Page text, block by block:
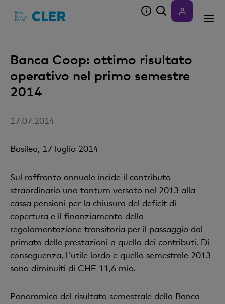
Banca Coop: ottimo risultato
operativo nel primo semestre
2014
17.07.2014
Basilea, 17 luglio 2014
Sul raffronto annuale incide il contributo
straordinario una tantum versato nel 2013 alla
cassa pensioni per la chiusura del deficit di
copertura e il finanziamento della
regolamentazione transitoria per il passaggio dal
primato delle prestazioni a quello dei contributi. Di
conseguenza, l'utile lordo e quello semestrale 2013
sono diminuiti di CHF 11,6 mio.
Panoramica del risultato semestrale della Banca